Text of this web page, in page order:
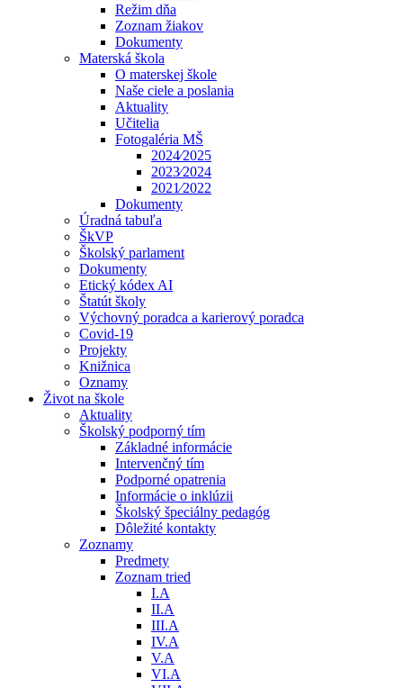
Režim dňa
Zoznam žiakov
Dokumenty
Materská škola
O materskej škole
Naše ciele a poslania
Aktuality
Učitelia
Fotogaléria MŠ
2024⁄2025
2023⁄2024
2021⁄2022
Dokumenty
Úradná tabuľa
ŠkVP
Školský parlament
Dokumenty
Etický kódex AI
Štatút školy
Výchovný poradca a karierový poradca
Covid-19
Projekty
Knižnica
Oznamy
Život na škole
Aktuality
Školský podporný tím
Základné informácie
Intervenčný tím
Podporné opatrenia
Informácie o inklúzii
Školský špeciálny pedagóg
Dôležité kontakty
Zoznamy
Predmety
Zoznam tried
I.A
II.A
III.A
IV.A
V.A
VI.A